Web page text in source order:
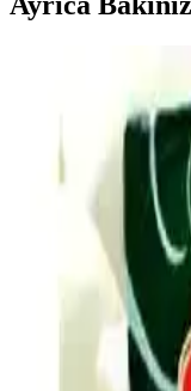
Ev Yapımı Mac
Tat
Ev yapımı mac and
karakteristik tadın
asidik bileşenler, tuz
Evde Ucuz ve
Seçenekleri ve
Evde kolay
atıştırmalıklar iş
kuruyemişler, sebzeler